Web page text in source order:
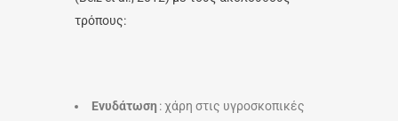
τρόπους:
Ενυδάτωση : χάρη στις υγροσκοπικές